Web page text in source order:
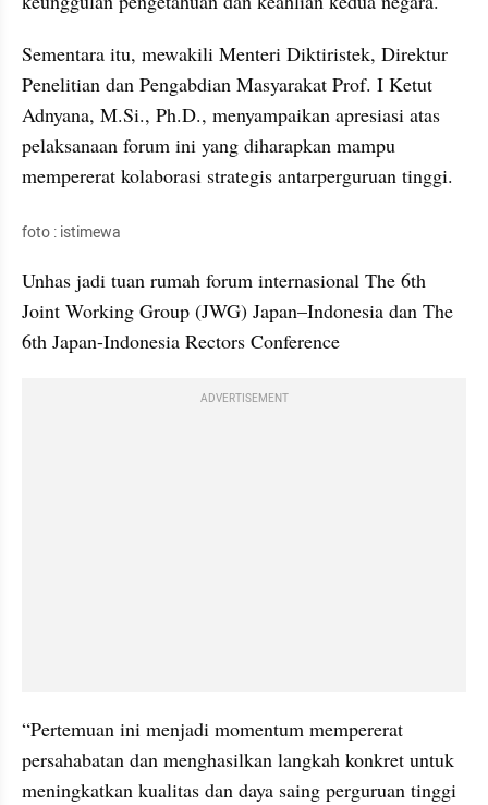
Sementara itu, mewakili Menteri Diktiristek, Direktur
Penelitian dan Pengabdian Masyarakat Prof. I Ketut
Adnyana, M.Si., Ph.D., menyampaikan apresiasi atas
pelaksanaan forum ini yang diharapkan mampu
mempererat kolaborasi strategis antarperguruan tinggi.
foto : istimewa
Unhas jadi tuan rumah forum internasional The 6th
Joint Working Group (JWG) Japan–Indonesia dan The
6th Japan-Indonesia Rectors Conference
ADVERTISEMENT
“Pertemuan ini menjadi momentum mempererat
persahabatan dan menghasilkan langkah konkret untuk
meningkatkan kualitas dan daya saing perguruan tinggi